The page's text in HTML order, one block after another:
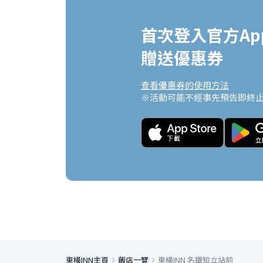
首次登入官方
贈送優惠券
查看優惠券的使用方法
※活動可能不經事先預告即終
東橫INN主頁 飯店一覽 東橫INN 名鐵知立站前